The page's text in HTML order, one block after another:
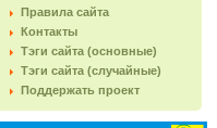
Правила сайта
Контакты
Тэги сайта (основные)
Тэги сайта (случайные)
Поддержать проект